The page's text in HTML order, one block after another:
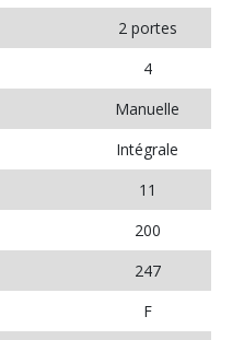
2 portes
4
Manuelle
Intégrale
11
200
247
F